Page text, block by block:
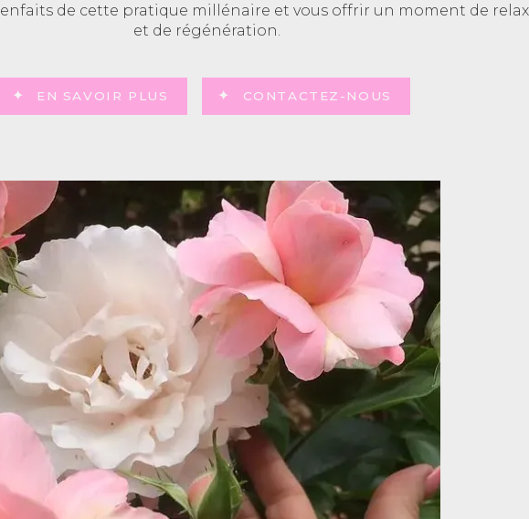
de cette pratique millénaire et vous offrir un moment de
et de régénération.
EN SAVOIR PLUS CONTACTEZ-NOUS